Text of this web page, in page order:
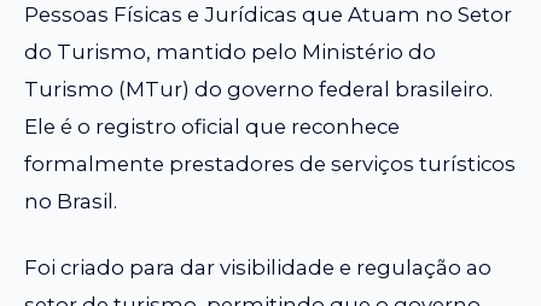
Pessoas Físicas e Jurídicas que Atuam no Setor
do Turismo, mantido pelo Ministério do
Turismo (MTur) do governo federal brasileiro.
Ele é o registro oficial que reconhece
formalmente prestadores de serviços turísticos
no Brasil.
Foi criado para dar visibilidade e regulação ao